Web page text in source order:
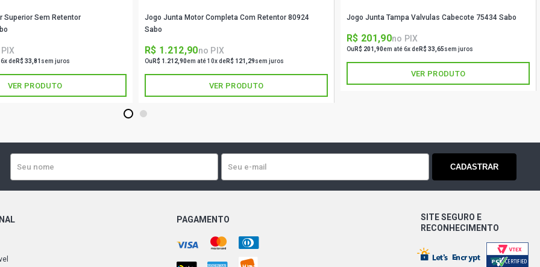
Superior Sem Retentor
deR$ 33,81 sem juros
VER PRODUTO
Jogo Junta Motor Completa Com Retentor 80924
Sabo
R$ 1.212,90no PIX
Ou R$ 1.212,90em até 10x deR$ 121,29sem juros
VER PRODUTO
Jogo Junta Tampa Valvulas Cabecote 75434 Sabo
R$ 201,90no PIX
Ou R$ 201,90em até 6x deR$ 33,65sem juros
VER PRODUTO
1 2
CADASTRAR
PAGAMENTO
SITE SEGURO E
RECONHECIMENTO